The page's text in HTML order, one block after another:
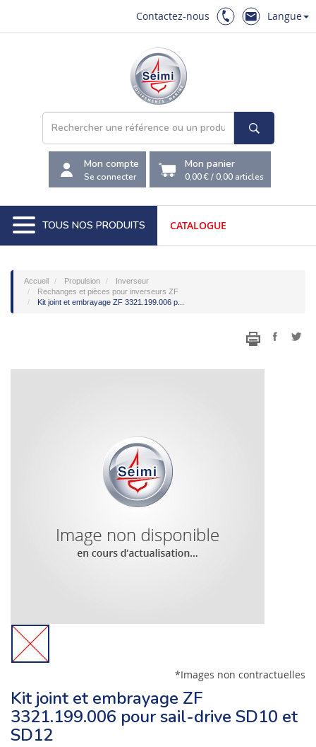
Contactez-nous Langue
Mon compte
Se connecter
Mon panier
0,00 €/0,00 articles
TOUS NOS PRODUITS CATALOGUE
Accueil Propulsion
Inverseur
Rechanges et pièces pour inverseurs ZF
Kit joint et embrayage ZF 3321.199.006 p...
*Images non contractuelles
Kit joint et embrayage ZF
3321.199.006 pour sail-drive SD10 et
SD12